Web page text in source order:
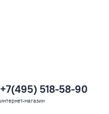
+7(495) 518-58-90
интернет-магазин